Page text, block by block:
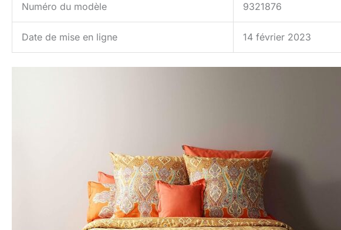
Numéro du modèle 9321876
Date de mise en ligne 14 février 2023